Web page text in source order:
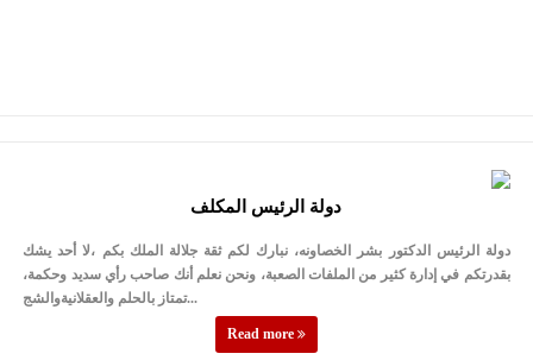
دولة الرئيس المكلف
دولة الرئيس الدكتور بشر الخصاونه، نبارك لكم ثقة جلالة الملك بكم ،لا أحد يشك
بقدرتكم في إدارة كثير من الملفات الصعبة، ونحن نعلم أنك صاحب رأي سديد وحكمة،
تمتاز بالحلم والعقلانيةوالشج...
Read more